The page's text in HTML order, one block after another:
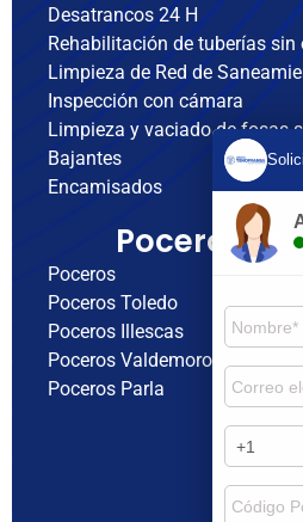
Desatrancos 24 H
Rehabilitación de tuberías sin
Limpieza de Red de
Inspección con cámara
Limpieza y vaciado de fosas
Bajantes
Encamisados
Poceros
Poceros
Poceros Toledo
Poceros Illescas
Poceros Valdemoro
Poceros Parla